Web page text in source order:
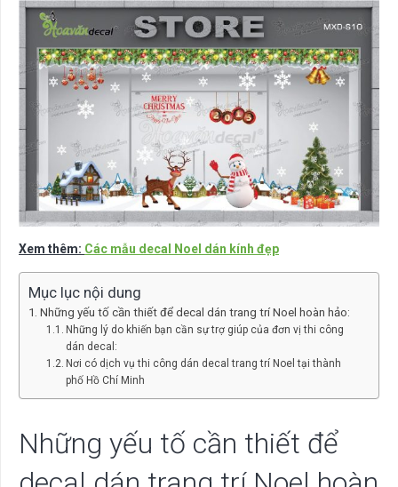
Xem thêm: Các mẫu decal Noel dán kính đẹp
Mục lục nội dung
Những yếu tố cần thiết để decal dán trang trí Noel hoàn hảo:
Những lý do khiến bạn cần sự trợ giúp của đơn vị thi công
dán decal:
Nơi có dịch vụ thi công dán decal trang trí Noel tại thành
phố Hồ Chí Minh
Những yếu tố cần thiết để